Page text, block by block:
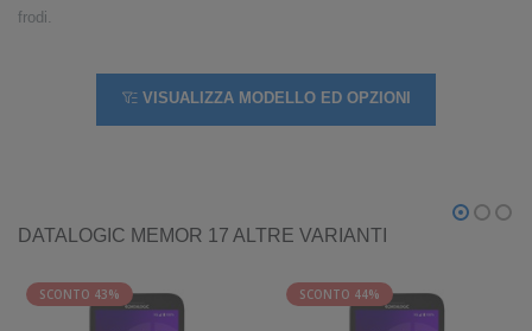
frodi.
VISUALIZZA MODELLO ED OPZIONI
DATALOGIC MEMOR 17 ALTRE VARIANTI
SCONTO 43% SCONTO 44%